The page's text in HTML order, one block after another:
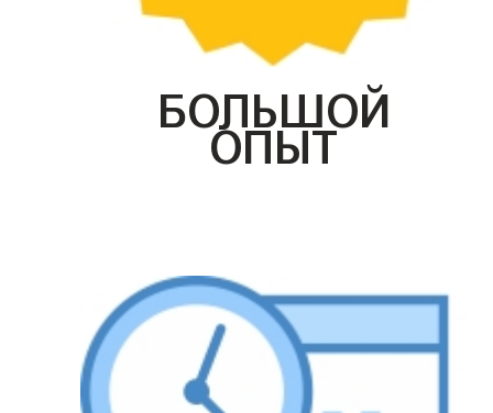
БОЛЬШОЙ
ОПЫТ